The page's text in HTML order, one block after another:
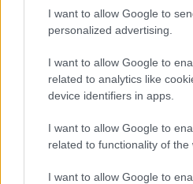
I want to allow Google to
personalized advertising.
I want to allow Google to
related to analytics like
device identifiers in apps.
I want to allow Google to
related to functionality of the
I want to allow Google to
Πού θα πιεις τα
Αντώνη